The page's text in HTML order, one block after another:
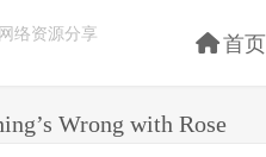
网络资源分享 首页
Wrong with Rose